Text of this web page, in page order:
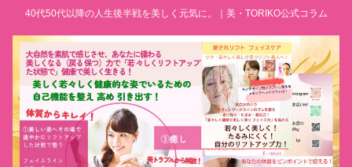
40代50代以降の人生後半戦を美しく元気に。｜美・TORIKO公式コラム